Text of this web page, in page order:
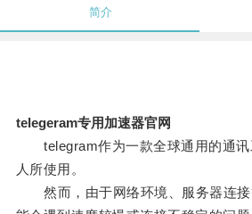
简介
telegeram专用加速器官网
telegram作为一款全球通用的通讯
人所使用。
然而，由于网络环境、服务器连接